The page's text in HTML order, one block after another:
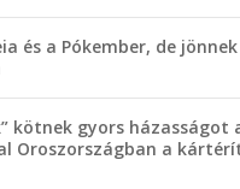
és a Pókember, de
kötnek gyors házasságot
Oroszországban a